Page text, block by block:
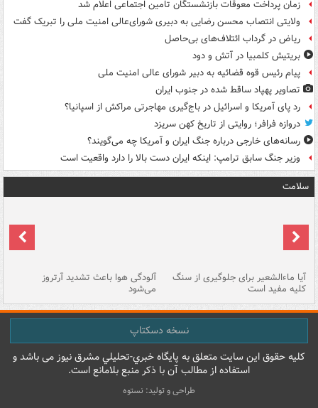
زمان پرداخت معوقات بازنشستگان تامین اجتماعی اعلام شد
ولایتی انتصاب محسن رضایی به دبیری شورای‌عالی امنیت ملی را تبریک گفت
ریاض در گرداب ائتلاف‌های بی‌حاصل
بریتیش کلمبیا در آتش و دود
پیام رئیس قوه قضائیه به دبیر شورای عالی امنیت ملی
تصاویر پهپاد ساقط شده در جنوب ایران
رد پای آمریکا و اسرائیل در باج‌گیری مهاجرتی مراکش از اسپانیا؟
دروازه فرافر؛ روایتی از تاریخ کهن سریزد
رسانه‌های خارجی درباره جنگ ایران و آمریکا چه می‌گویند؟
وزیر جنگ سابق ترامپ: اینکه ایران دست بالا را دارد واقعیت است
سلامت
آیا ماءالشعیر برای جلوگیری از سنگ
کلیه مفید است
آلودگی هوا باعث تشدید آرتروز
می‌شود
نسخه دسکتاپ
کليه حقوق اين سايت متعلق به پایگاه خبري-تحليلي مشرق نيوز می باشد و
استفاده از مطالب آن با ذکر منبع بلامانع است.
طراحی و تولید: نستوه